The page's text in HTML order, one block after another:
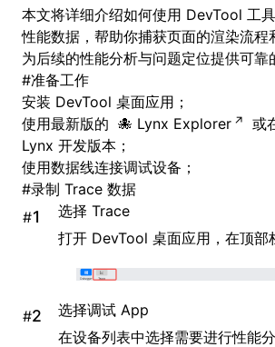
本文将详细介绍如何使用 DevTool 工
性能数据，帮助你捕获页面的渲染流程
为后续的性能分析与问题定位提供可靠
#准备工作
安装 DevTool 桌面应用 ；
使用最新版的
Lynx Explorer 或
Lynx 开发版本 ；
使用数据线连接调试设备；
#录制 Trace 数据
#
选择 Trace
打开 DevTool 桌面应用，在顶部
#
选择调试 App
在设备列表中选择需要进行性能